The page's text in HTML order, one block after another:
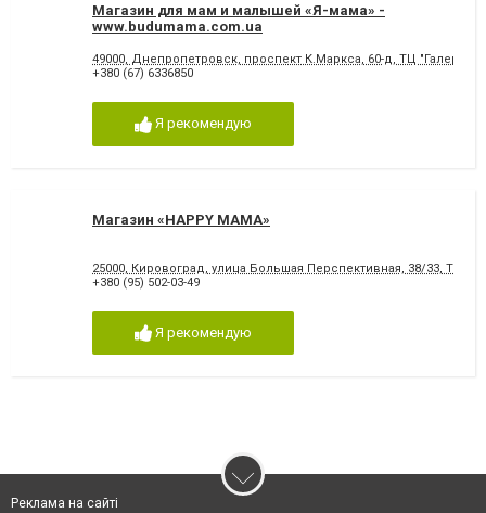
Магазин для мам и малышей «Я-мама» -
www.budumama.com.ua
49000, Днепропетровск, проспект К.Маркса, 60-д, ТЦ
+380 (67) 6336850
Я рекомендую
Магазин «HAPPY MAMA»
25000, Кировоград, улица Большая Перспективная, 38/33, ТЦ
+380 (95) 502-03-49
Я рекомендую
Реклама на сайті